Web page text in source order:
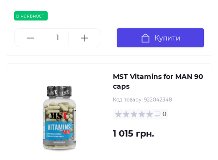
в наявності
Купити
MST Vitamins for MAN 90
caps
Код товару: 922042348
0
1 015 грн.